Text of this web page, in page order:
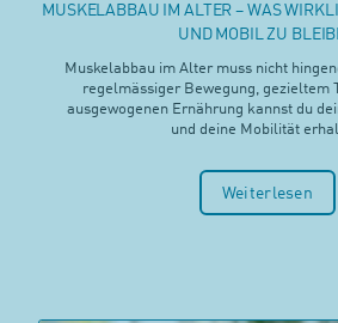
MUSKELABBAU IM ALTER – WAS
UND MOBIL ZU
Muskelabbau im Alter muss nicht
regelmässiger Bewegung, gezieltem
ausgewogenen Ernährung kannst du
und deine Mobilität
Weiterlesen